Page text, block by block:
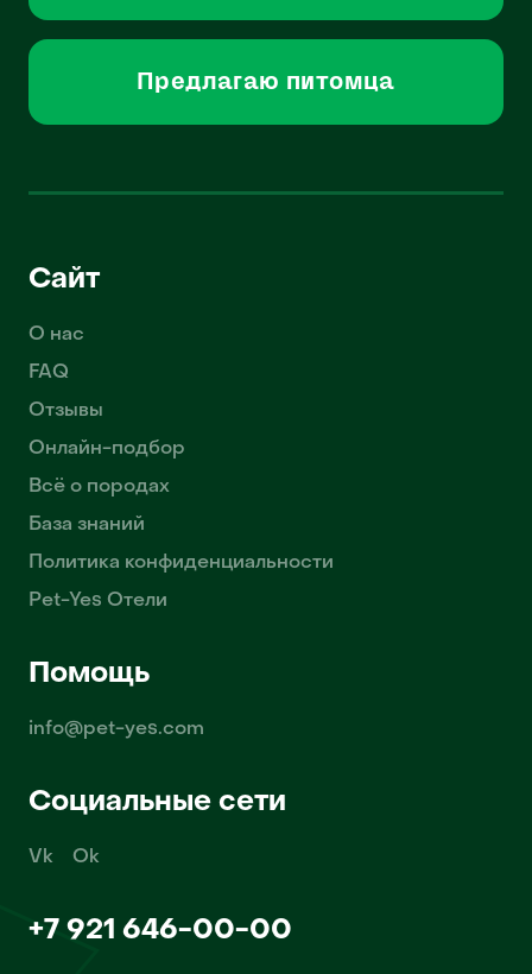
Предлагаю питомца
Сайт
О нас
FAQ
Отзывы
Онлайн-подбор
Всё о породах
База знаний
Политика конфиденциальности
Pet-Yes Отели
Помощь
info@pet-yes.com
Социальные сети
Vk Ok
+7 921 646-00-00